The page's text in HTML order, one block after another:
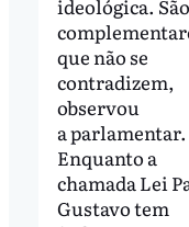
ideológica.
que não se
contradizem,
observou
a parlamentar.
Enquanto a
chamada Lei
Gustavo tem